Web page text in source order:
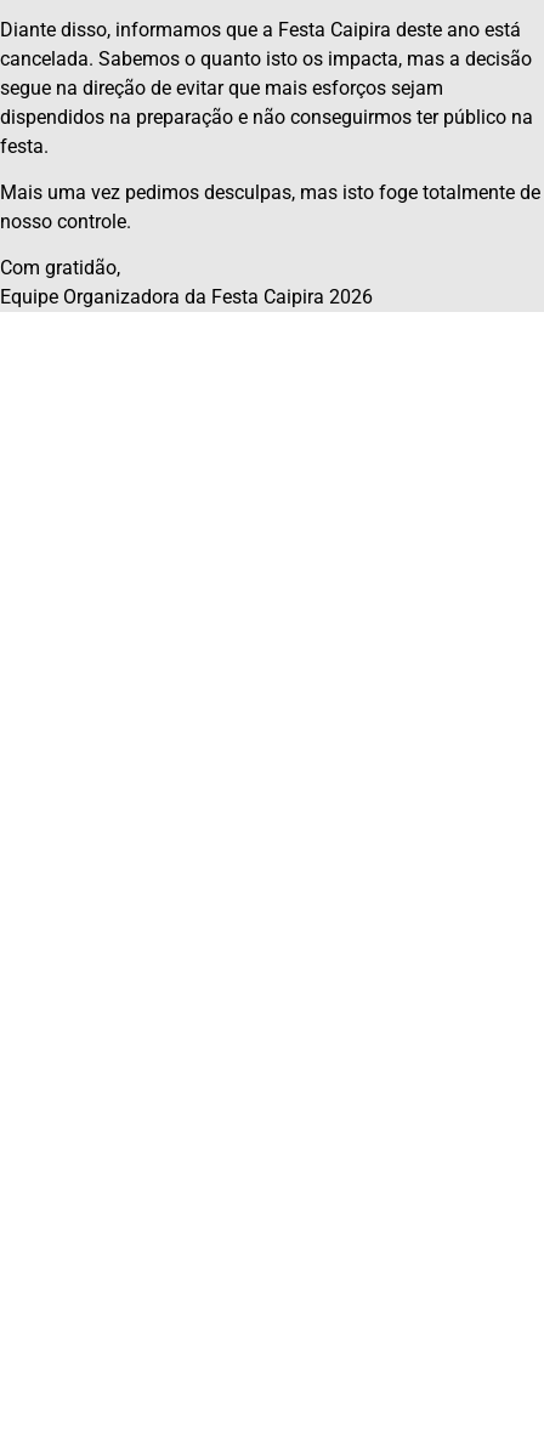
Diante disso, informamos que a Festa Caipira deste ano está
cancelada. Sabemos o quanto isto os impacta, mas a decisão
segue na direção de evitar que mais esforços sejam
dispendidos na preparação e não conseguirmos ter público na
festa.
Mais uma vez pedimos desculpas, mas isto foge totalmente de
nosso controle.
Com gratidão,
Equipe Organizadora da Festa Caipira 2026